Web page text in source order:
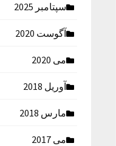
سپتامبر 2025
آگوست 2020
می 2020
آوریل 2018
مارس 2018
می 2017